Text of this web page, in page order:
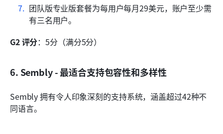
团队版专业版套餐为每用户每月29美元，账户至少需
有三名用户。
G2 评分：5分（满分5分）
6. Sembly - 最适合支持包容性和多样性
Sembly 拥有令人印象深刻的支持系统，涵盖超过42种不
同语言。